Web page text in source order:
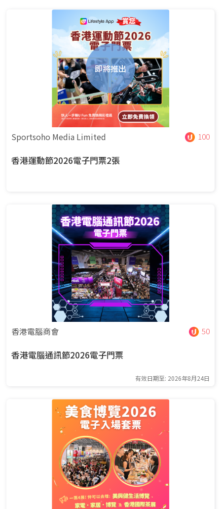
即將推出
Sportsoho Media Limited 100
香港運動節2026電子門票2張
香港電腦商會 50
香港電腦通訊節2026電子門票
有效日期至: 2026年8月24日